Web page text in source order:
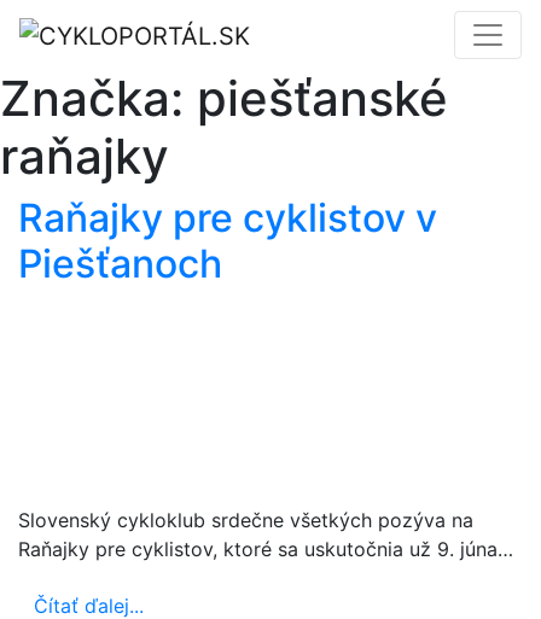
Značka: piešťanské
raňajky
Raňajky pre cyklistov v
Piešťanoch
Slovenský cykloklub srdečne všetkých pozýva na
Raňajky pre cyklistov, ktoré sa uskutočnia už 9. júna…
Čítať ďalej...